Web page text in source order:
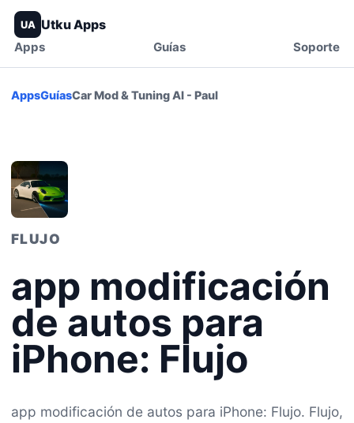
UA Utku Apps
Apps Guías Soporte
AppsGuíasCar Mod & Tuning AI - Paul
FLUJO
app modificación
de autos para
iPhone: Flujo
app modificación de autos para iPhone: Flujo. Flujo,